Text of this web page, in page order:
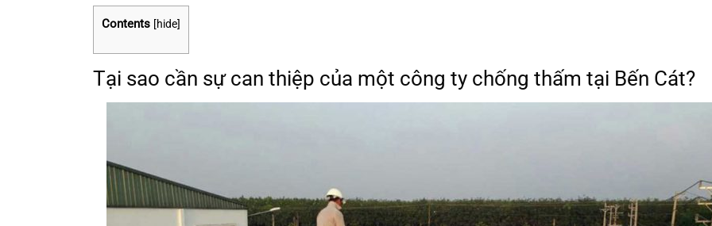
Contents [hide]
Tại sao cần sự can thiệp của một công ty chống thấm tại Bến Cát?